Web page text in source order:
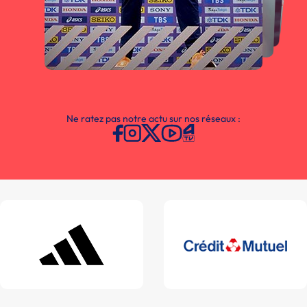
Ne ratez pas notre actu sur nos réseaux :